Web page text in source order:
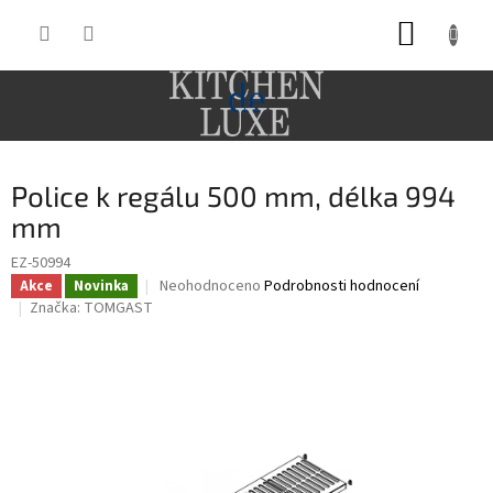
Police k regálu 500 mm, délka 994
mm
EZ-50994
Akce Novinka
Průměrné
Neohodnoceno Podrobnosti hodnocení
Značka: TOMGAST